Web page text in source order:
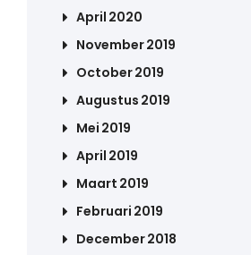
April 2020
November 2019
October 2019
Augustus 2019
Mei 2019
April 2019
Maart 2019
Februari 2019
December 2018